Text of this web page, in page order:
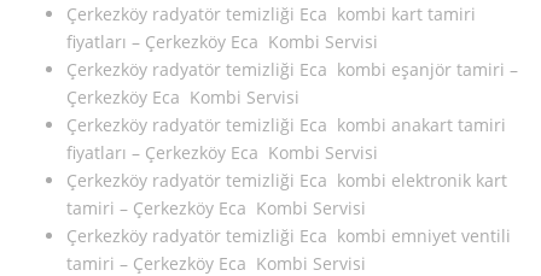
Çerkezköy radyatör temizliği Eca kombi kart tamiri
fiyatları – Çerkezköy Eca Kombi Servisi
Çerkezköy radyatör temizliği Eca kombi eşanjör tamiri –
Çerkezköy Eca Kombi Servisi
Çerkezköy radyatör temizliği Eca kombi anakart tamiri
fiyatları – Çerkezköy Eca Kombi Servisi
Çerkezköy radyatör temizliği Eca kombi elektronik kart
tamiri – Çerkezköy Eca Kombi Servisi
Çerkezköy radyatör temizliği Eca kombi emniyet ventili
tamiri – Çerkezköy Eca Kombi Servisi